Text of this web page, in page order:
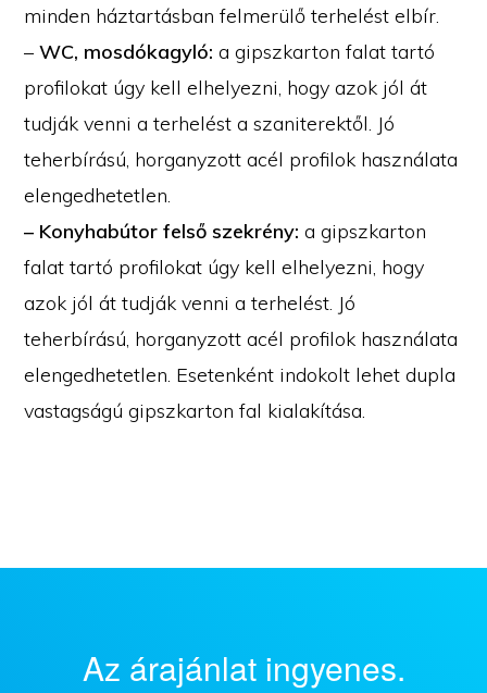
minden háztartásban felmerülő terhelést elbír.
–WC, mosdókagyló: a gipszkarton falat tartó
profilokat úgy kell elhelyezni, hogy azok jól át
tudják venni a terhelést a szaniterektől. Jó
teherbírású, horganyzott acél profilok használata
elengedhetetlen.
– Konyhabútor felső szekrény: a gipszkarton
falat tartó profilokat úgy kell elhelyezni, hogy
azok jól át tudják venni a terhelést. Jó
teherbírású, horganyzott acél profilok használata
elengedhetetlen. Esetenként indokolt lehet dupla
vastagságú gipszkarton fal kialakítása.
Az árajánlat ingyenes.